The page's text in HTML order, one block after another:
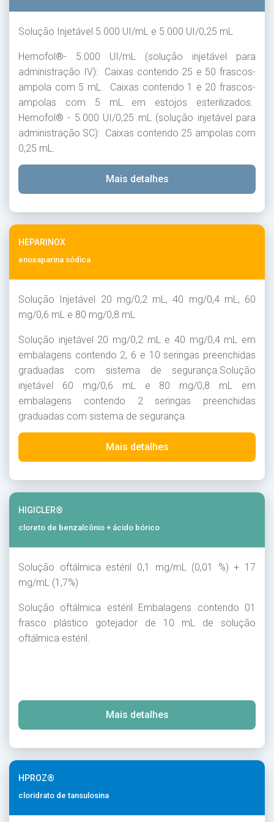
Solução Injetável 5.000 UI/mL e 5.000 UI/0,25 mL
Hemofol®- 5.000 UI/mL (solução injetável para
administração IV): Caixas contendo 25 e 50 frascos-
ampola com 5 mL. Caixas contendo 1 e 20 frascos-
ampolas com 5 mL em estojos esterilizados.
Hemofol® - 5.000 UI/0,25 mL (solução injetável para
administração SC): Caixas contendo 25 ampolas com
0,25 mL.
Mais detalhes
HEPARINOX
enoxaparina sódica
Solução Injetável 20 mg/0,2 mL, 40 mg/0,4 mL, 60
mg/0,6 mL e 80 mg/0,8 mL
Solução injetável 20 mg/0,2 mL e 40 mg/0,4 mL em
embalagens contendo 2, 6 e 10 seringas preenchidas
graduadas com sistema de segurança.Solução
injetável 60 mg/0,6 mL e 80 mg/0,8 mL em
embalagens contendo 2 seringas preenchidas
graduadas com sistema de segurança.
Mais detalhes
HIGICLER®
cloreto de benzalcônio + ácido bórico
Solução oftálmica estéril 0,1 mg/mL (0,01 %) + 17
mg/mL (1,7%)
Solução oftálmica estéril Embalagens contendo 01
frasco plástico gotejador de 10 mL de solução
oftálmica estéril.
Mais detalhes
HPROZ®
cloridrato de tansulosina